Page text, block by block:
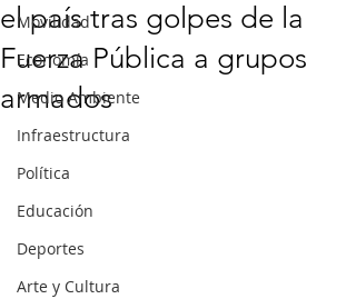
Movilidad
Economía
Medio Ambiente
Infraestructura
Política
Educación
Deportes
Arte y Cultura
el país tras golpes de la
Fuerza Pública a grupos
armados